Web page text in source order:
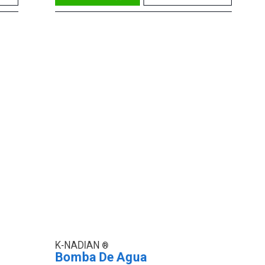
K-NADIAN
Bomba De Agua